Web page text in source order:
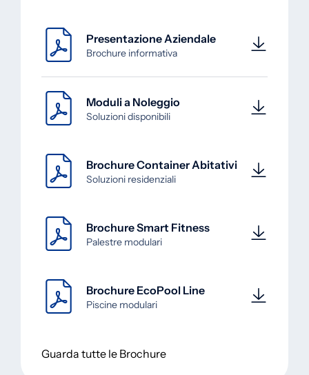
Presentazione Aziendale
Brochure informativa
Moduli a Noleggio
Soluzioni disponibili
Brochure Container Abitativi
Soluzioni residenziali
Brochure Smart Fitness
Palestre modulari
Brochure EcoPool Line
Piscine modulari
Guarda tutte le Brochure